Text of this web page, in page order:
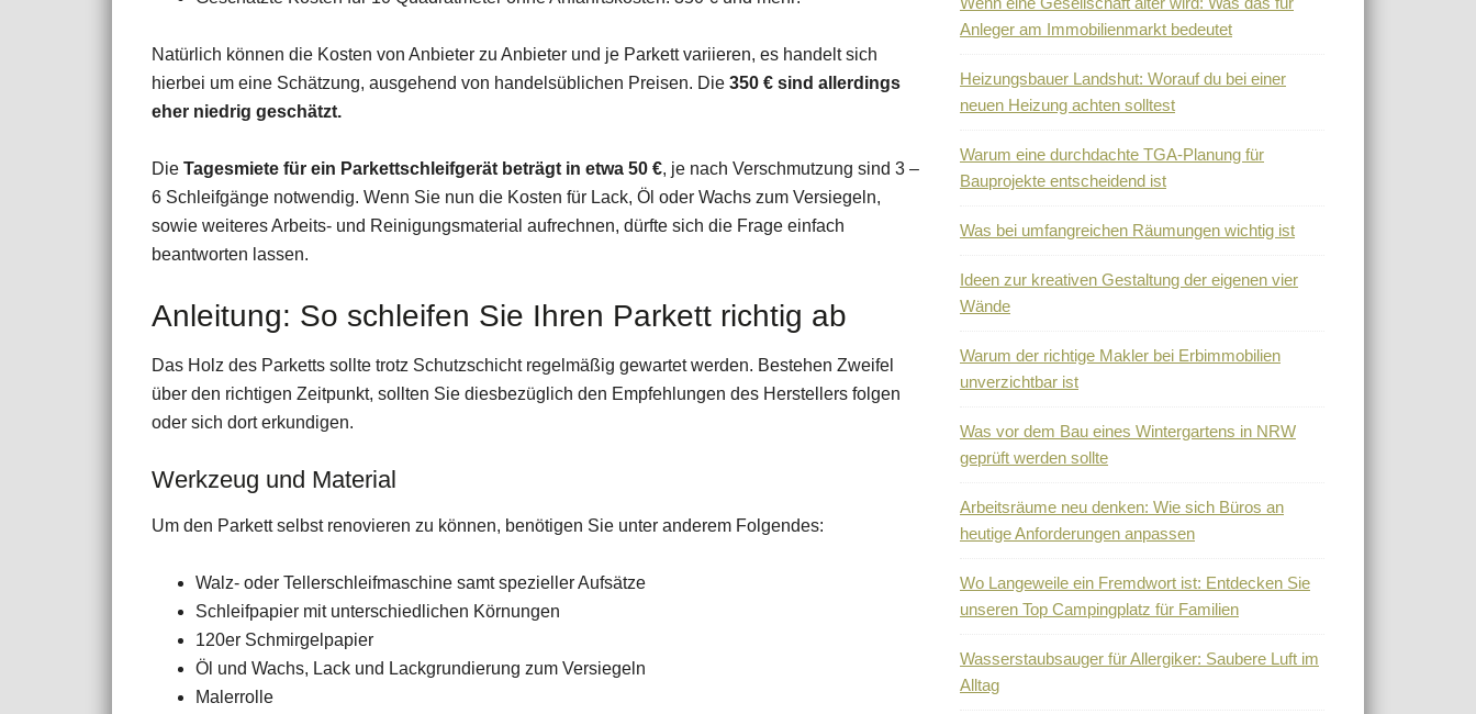
Natürlich können die Kosten von Anbieter zu Anbieter und je Parkett variieren, es handelt sich
hierbei um eine Schätzung, ausgehend von handelsüblichen Preisen. Die 350 € sind allerdings
eher niedrig geschätzt.
Die Tagesmiete für ein Parkettschleifgerät beträgt in etwa 50 €, je nach Verschmutzung sind 3 –
6 Schleifgänge notwendig. Wenn Sie nun die Kosten für Lack, Öl oder Wachs zum Versiegeln,
sowie weiteres Arbeits- und Reinigungsmaterial aufrechnen, dürfte sich die Frage einfach
beantworten lassen.
Anleitung: So schleifen Sie Ihren Parkett richtig ab
Das Holz des Parketts sollte trotz Schutzschicht regelmäßig gewartet werden. Bestehen Zweifel
über den richtigen Zeitpunkt, sollten Sie diesbezüglich den Empfehlungen des Herstellers folgen
oder sich dort erkundigen.
Werkzeug und Material
Um den Parkett selbst renovieren zu können, benötigen Sie unter anderem Folgendes:
Walz- oder Tellerschleifmaschine samt spezieller Aufsätze
Schleifpapier mit unterschiedlichen Körnungen
120er Schmirgelpapier
Öl und Wachs, Lack und Lackgrundierung zum Versiegeln
Malerrolle
Anleger am Immobilienmarkt bedeutet
Heizungsbauer Landshut: Worauf du bei einer
neuen Heizung achten solltest
Warum eine durchdachte TGA-Planung für
Bauprojekte entscheidend ist
Was bei umfangreichen Räumungen wichtig ist
Ideen zur kreativen Gestaltung der eigenen vier
Wände
Warum der richtige Makler bei Erbimmobilien
unverzichtbar ist
Was vor dem Bau eines Wintergartens in NRW
geprüft werden sollte
Arbeitsräume neu denken: Wie sich Büros an
heutige Anforderungen anpassen
Wo Langeweile ein Fremdwort ist: Entdecken Sie
unseren Top Campingplatz für Familien
Wasserstaubsauger für Allergiker: Saubere Luft im
Alltag